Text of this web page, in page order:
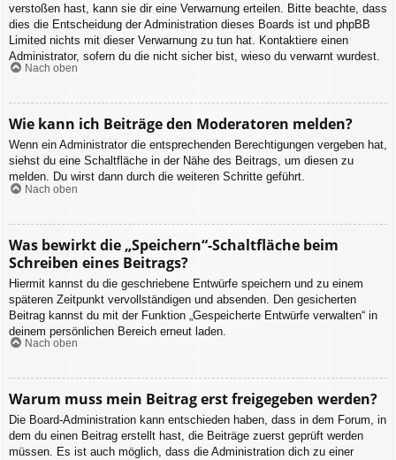
verstoßen hast, kann sie dir eine Verwarnung erteilen. Bitte beachte, dass
dies die Entscheidung der Administration dieses Boards ist und phpBB
Limited nichts mit dieser Verwarnung zu tun hat. Kontaktiere einen
Administrator, sofern du die nicht sicher bist, wieso du verwarnt wurdest.
Nach oben
Wie kann ich Beiträge den Moderatoren melden?
Wenn ein Administrator die entsprechenden Berechtigungen vergeben hat,
siehst du eine Schaltfläche in der Nähe des Beitrags, um diesen zu
melden. Du wirst dann durch die weiteren Schritte geführt.
Nach oben
Was bewirkt die „Speichern“-Schaltfläche beim
Schreiben eines Beitrags?
Hiermit kannst du die geschriebene Entwürfe speichern und zu einem
späteren Zeitpunkt vervollständigen und absenden. Den gesicherten
Beitrag kannst du mit der Funktion „Gespeicherte Entwürfe verwalten“ in
deinem persönlichen Bereich erneut laden.
Nach oben
Warum muss mein Beitrag erst freigegeben werden?
Die Board-Administration kann entschieden haben, dass in dem Forum, in
dem du einen Beitrag erstellt hast, die Beiträge zuerst geprüft werden
müssen. Es ist auch möglich, dass die Administration dich zu einer